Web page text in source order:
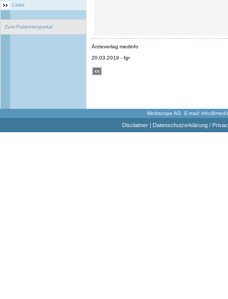
Links
Zum Patientenportal
Ärzteverlag medinfo
20.03.2019 - fgr
Mediscope AG E-mail:
Disclaimer| Datenschutzerklärung /